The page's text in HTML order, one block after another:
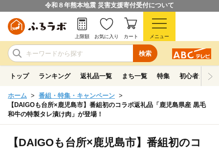
令和８年熊本地震 災害支援寄付受付について
検索
上限額 お気に入り カート メニュー
トップ ランキング 返礼品一覧 まち一覧 特集 初心者ガイド
ホーム
番組・特集・キャンペーン
【DAIGOも台所×鹿児島市】番組初のコラボ返礼品「鹿児島県産 黒毛
和牛の特製タレ漬け肉」が登場！
【DAIGOも台所×鹿児島市】番組初のコ